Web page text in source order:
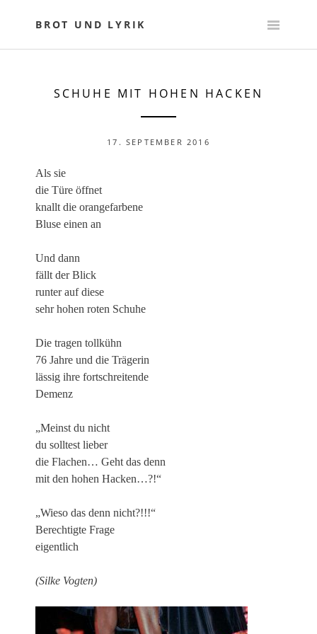
BROT UND LYRIK
SCHUHE MIT HOHEN HACKEN
17. SEPTEMBER 2016
Als sie
die Türe öffnet
knallt die orangefarbene
Bluse einen an
Und dann
fällt der Blick
runter auf diese
sehr hohen roten Schuhe
Die tragen tollkühn
76 Jahre und die Trägerin
lässig ihre fortschreitende
Demenz
„Meinst du nicht
du solltest lieber
die Flachen… Geht das denn
mit den hohen Hacken…?!“
„Wieso das denn nicht?!!!“
Berechtigte Frage
eigentlich
(Silke Vogten)